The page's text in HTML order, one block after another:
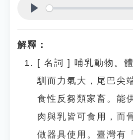
解釋：
[ 名詞 ] 哺乳動物。
馴而力氣大，尾巴尖
食性反芻類家畜。能
肉與乳皆可食用，而
做器具使用。臺灣有